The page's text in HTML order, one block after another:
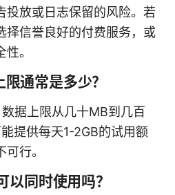
投放或日志保留的风险。若
择信誉良好的付费服务，或
。
通常是多少？
据上限从几十MB到几百
提供每天1-2GB的试用额
行。
以同时使用吗？